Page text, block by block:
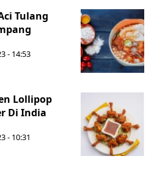
Tulang
- 14:53
Lollipop
Di India
- 10:31